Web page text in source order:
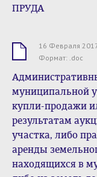
ПРУДА
16 Февраля
Формат: .doc
муниципальной
купли-продажи
результатам
участка, либо
аренды
находящихся в